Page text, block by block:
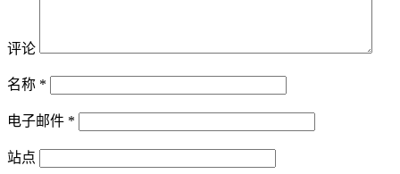
评论
名称 *
电子邮件 *
站点